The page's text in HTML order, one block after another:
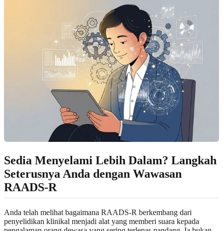
Sedia Menyelami Lebih Dalam? Langkah
Seterusnya Anda dengan Wawasan
RAADS‑R
Anda telah melihat bagaimana RAADS‑R berkembang dari
penyelidikan klinikal menjadi alat yang memberi suara kepada